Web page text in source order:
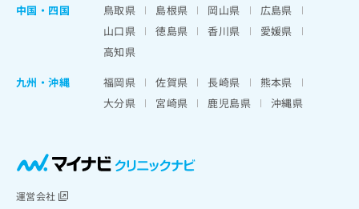
中国・四国
鳥取県 島根県 岡山県
広島県
山口県
徳島県 香川県
愛媛県
高知県
九州・沖縄
福岡県 佐賀県 長崎県
熊本県
大分県
宮崎県 鹿児島県 沖縄県
運営会社